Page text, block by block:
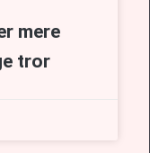
mere
tror